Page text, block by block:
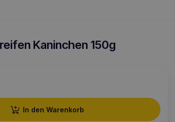
Kaninchen 150g
In den Warenkorb